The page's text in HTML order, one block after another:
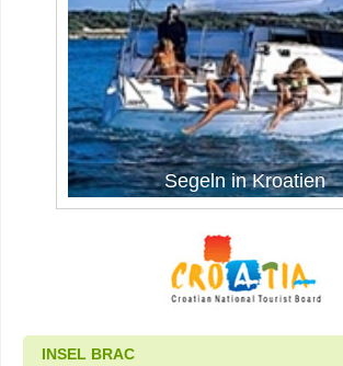
Segeln in Kroatien
INSEL BRAC